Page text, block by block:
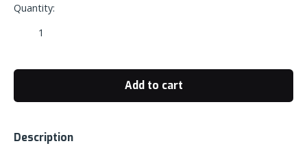
Quantity:
Frasco
500
de
Add to cart
Description